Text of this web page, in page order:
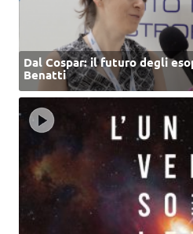
Dal Cospar: il futuro degli
Benatti